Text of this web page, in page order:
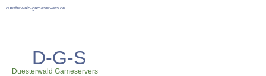
duesterwald-gameservers.de
D-G-S
Duesterwald Gameservers